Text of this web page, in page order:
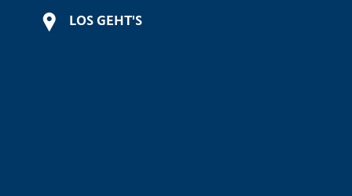
LOS GEHT'S